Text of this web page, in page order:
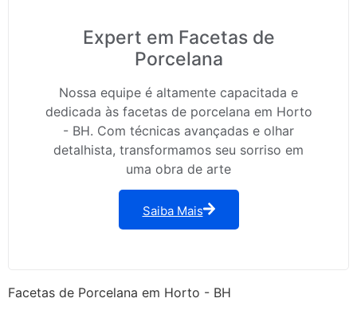
Expert em Facetas de
Porcelana
Nossa equipe é altamente capacitada e
dedicada às facetas de porcelana em Horto
- BH. Com técnicas avançadas e olhar
detalhista, transformamos seu sorriso em
uma obra de arte
Saiba Mais
Facetas de Porcelana em Horto - BH